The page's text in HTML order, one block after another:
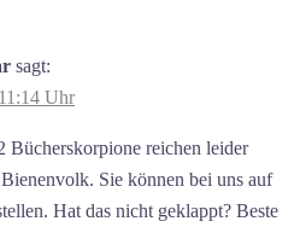
sagt:
Uhr
Bücherskorpione reichen leider
Sie können bei uns auf
Hat das nicht geklappt? Beste